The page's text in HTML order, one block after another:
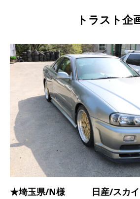
トラスト企
★埼玉県/N様 日産/スカイ